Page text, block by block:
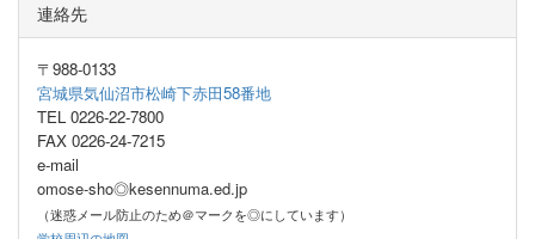
連絡先
〒988-0133
宮城県気仙沼市松崎下赤田58番地
TEL 0226-22-7800
FAX 0226-24-7215
e-mail
omose-sho◎kesennuma.ed.jp
（迷惑メール防止のため＠マークを◎にしています）